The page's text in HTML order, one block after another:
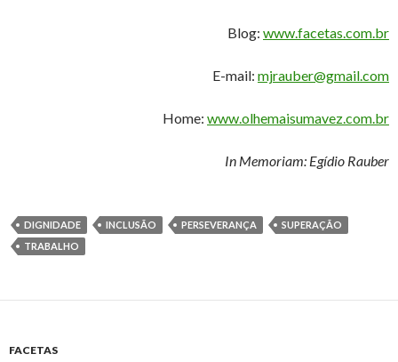
Blog: www.facetas.com.br
E-mail: mjrauber@gmail.com
Home: www.olhemaisumavez.com.br
In Memoriam: Egídio Rauber
DIGNIDADE INCLUSÃO PERSEVERANÇA
SUPERAÇÃO
TRABALHO
FACETAS